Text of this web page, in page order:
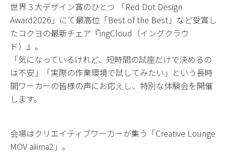
世界３大デザイン賞のひとつ 「Red Dot Design
Award2026」にて最高位「Best of the Best」など受賞し
たコクヨの最新チェア『ingCloud（イングクラウ
ド）』。
「気になっているけれど、短時間の試座だけで決めるの
は不安」「実際の作業環境で試してみたい」という長時
間ワーカーの皆様の声にお応えし、特別な体験会を開催
します。
会場はクリエイティブワーカーが集う「Creative Lounge
MOV aiiima2 」。